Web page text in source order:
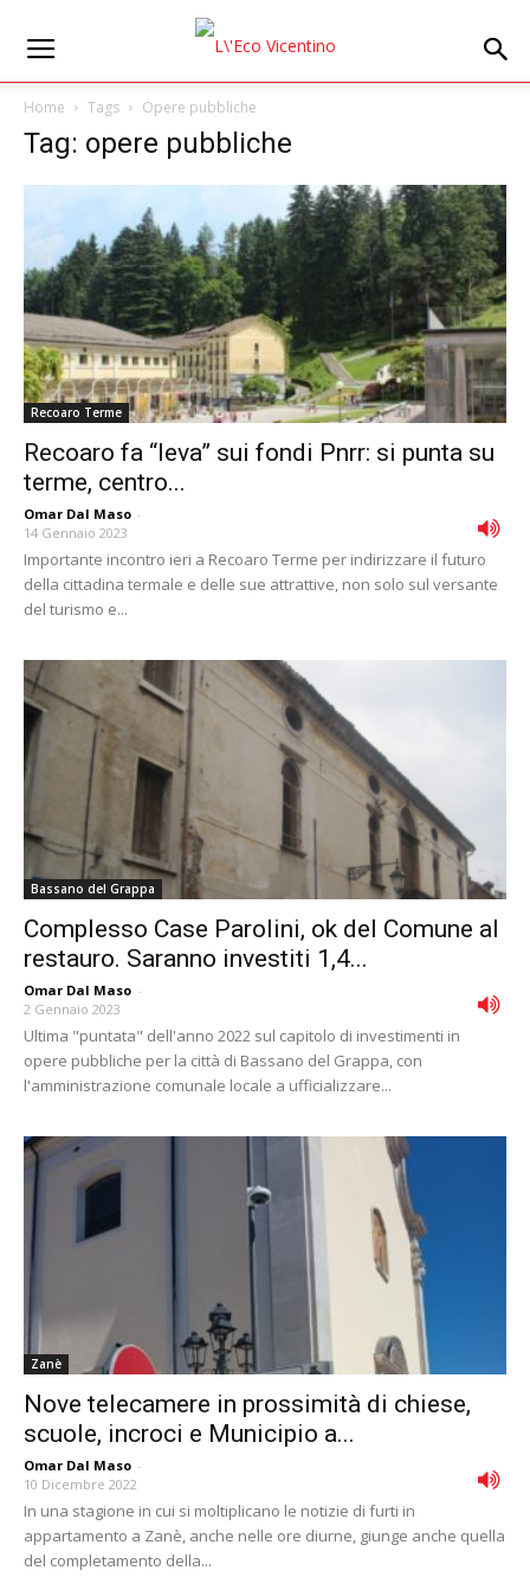
Home Tags Opere pubbliche
Tag: opere pubbliche
Recoaro Terme
Recoaro fa “leva” sui fondi Pnrr: si punta su
terme, centro...
Omar Dal Maso -
14 Gennaio 2023
Importante incontro ieri a Recoaro Terme per indirizzare il futuro
della cittadina termale e delle sue attrattive, non solo sul versante
del turismo e...
Bassano del Grappa
Complesso Case Parolini, ok del Comune al
restauro. Saranno investiti 1,4...
Omar Dal Maso -
2 Gennaio 2023
Ultima "puntata" dell'anno 2022 sul capitolo di investimenti in
opere pubbliche per la città di Bassano del Grappa, con
l'amministrazione comunale locale a ufficializzare...
Zanè
Nove telecamere in prossimità di chiese,
scuole, incroci e Municipio a...
Omar Dal Maso -
10 Dicembre 2022
In una stagione in cui si moltiplicano le notizie di furti in
appartamento a Zanè, anche nelle ore diurne, giunge anche quella
del completamento della...